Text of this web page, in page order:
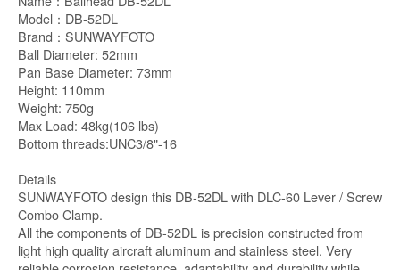
Model：DB-52DL
Brand：SUNWAYFOTO
Ball Diameter: 52mm
Pan Base Diameter: 73mm
Height: 110mm
Weight: 750g
Max Load: 48kg(106 lbs)
Bottom threads:UNC3/8"-16
Details
SUNWAYFOTO design this DB-52DL with DLC-60 Lever / Screw
Combo Clamp.
All the components of DB-52DL is precision constructed from
light high quality aircraft aluminum and stainless steel. Very